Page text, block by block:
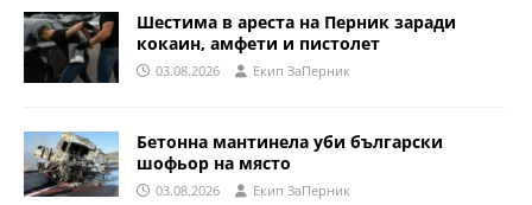
Шестима в ареста на Перник заради
кокаин, амфети и пистолет
03.08.2026 Eкип ЗаПерник
Бетонна мантинела уби български
шофьор на място
03.08.2026 Eкип ЗаПерник